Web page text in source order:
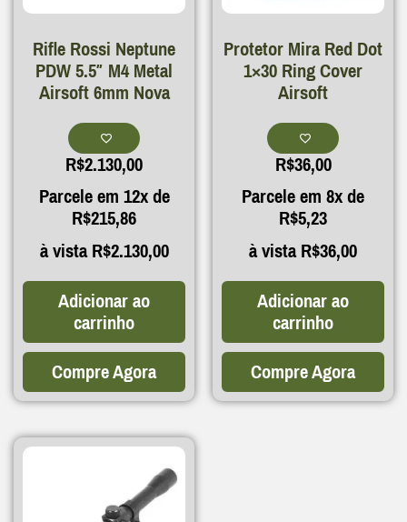
Rifle Rossi Neptune
PDW 5.5″ M4 Metal
Airsoft 6mm Nova
R$2.130,00
Parcele em 12x de
R$215,86
à vistaR$2.130,00
Adicionar ao
carrinho
Compre Agora
Protetor Mira Red Dot
1×30 Ring Cover
Airsoft
R$36,00
Parcele em 8x de
R$5,23
à vistaR$36,00
Adicionar ao
carrinho
Compre Agora